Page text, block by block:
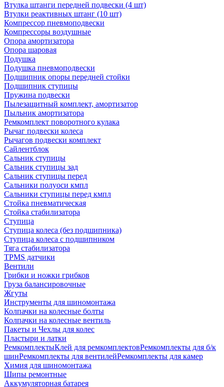
Втулка штанги передней подвески (4 шт)
Втулки реактивных штанг (10 шт)
Компрессор пневмоподвески
Компрессоры воздушные
Опора амортизатора
Опора шаровая
Подушка
Подушка пневмоподвески
Подшипник опоры передней стойки
Подшипник ступицы
Пружина подвески
Пылезащитный комплект, амортизатор
Пыльник амортизатора
Ремкомплект поворотного кулака
Рычаг подвески колеса
Рычагов подвески комплект
Сайлентблок
Сальник ступицы
Сальник ступицы зад
Сальник ступицы перед
Сальники полуоси кмпл
Сальники ступицы перед кмпл
Стойка пневматическая
Стойка стабилизатора
Ступица
Ступица колеса (без подшипника)
Ступица колеса с подшипником
Тяга стабилизатора
TPMS датчики
Вентили
Грибки и ножки грибков
Груза балансировочные
Жгуты
Инструменты для шиномонтажа
Колпачки на колесные болты
Колпачки на колесные вентиль
Пакеты и Чехлы для колес
Пластыри и латки
РемкомплектыКлей для ремкомплектовРемкомплекты для б/к
шинРемкомплекты для вентилейРемкомплекты для камер
Химия для шиномонтажа
Шипы ремонтные
Аккумуляторная батарея